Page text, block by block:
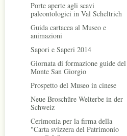
Porte aperte agli scavi
paleontologici in Val Scheltrich
Guida cartacea al Museo e
animazioni
Sapori e Saperi 2014
Giornata di formazione guide del
Monte San Giorgio
Prospetto del Museo in cinese
Neue Broschüre Welterbe in der
Schweiz
Cerimonia per la firma della
"Carta svizzera del Patrimonio